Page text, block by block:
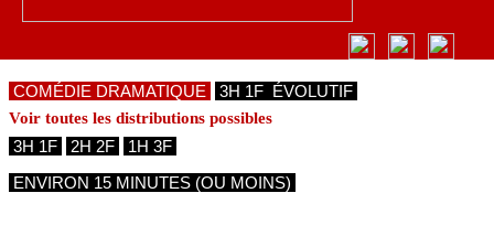
COMÉDIE DRAMATIQUE 3H 1F ÉVOLUTIF
Voir toutes les distributions possibles
3H 1F 2H 2F
1H 3F
ENVIRON 15 MINUTES (OU MOINS)